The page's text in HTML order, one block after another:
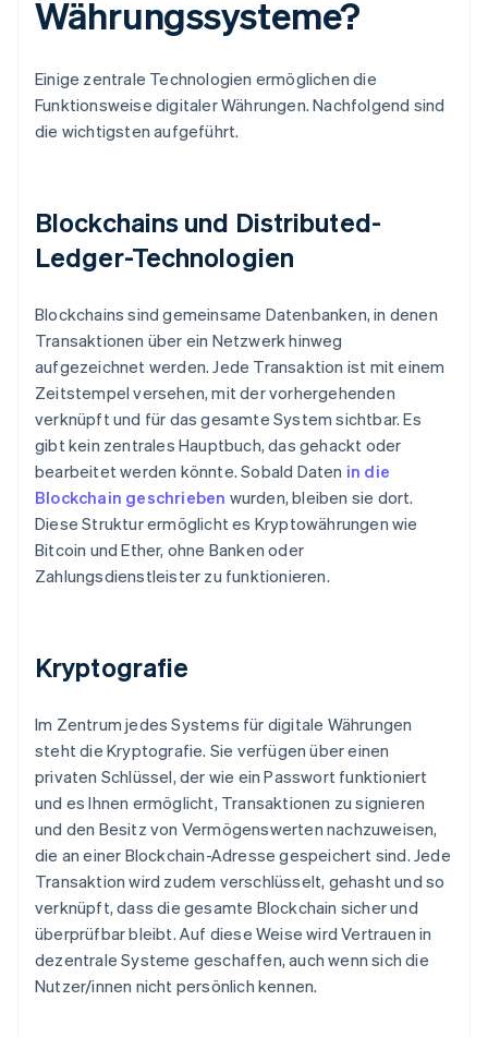
Währungssysteme?
Einige zentrale Technologien ermöglichen die
Funktionsweise digitaler Währungen. Nachfolgend sind
die wichtigsten aufgeführt.
Blockchains und Distributed-
Ledger-Technologien
Blockchains sind gemeinsame Datenbanken, in denen
Transaktionen über ein Netzwerk hinweg
aufgezeichnet werden. Jede Transaktion ist mit einem
Zeitstempel versehen, mit der vorhergehenden
verknüpft und für das gesamte System sichtbar. Es
gibt kein zentrales Hauptbuch, das gehackt oder
bearbeitet werden könnte. Sobald Daten in die
Blockchain geschrieben wurden, bleiben sie dort.
Diese Struktur ermöglicht es Kryptowährungen wie
Bitcoin und Ether, ohne Banken oder
Zahlungsdienstleister zu funktionieren.
Kryptografie
Im Zentrum jedes Systems für digitale Währungen
steht die Kryptografie. Sie verfügen über einen
privaten Schlüssel, der wie ein Passwort funktioniert
und es Ihnen ermöglicht, Transaktionen zu signieren
und den Besitz von Vermögenswerten nachzuweisen,
die an einer Blockchain-Adresse gespeichert sind. Jede
Transaktion wird zudem verschlüsselt, gehasht und so
verknüpft, dass die gesamte Blockchain sicher und
überprüfbar bleibt. Auf diese Weise wird Vertrauen in
dezentrale Systeme geschaffen, auch wenn sich die
Nutzer/innen nicht persönlich kennen.